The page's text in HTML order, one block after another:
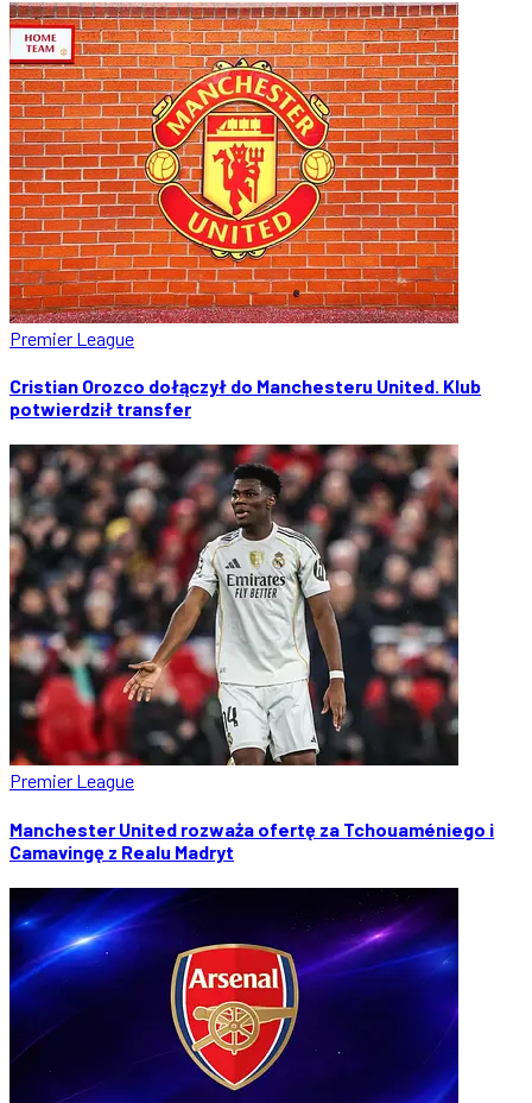
Premier League
Cristian Orozco dołączył do Manchesteru United. Klub
potwierdził transfer
Premier League
Manchester United rozważa ofertę za Tchouaméniego i
Camavingę z Realu Madryt